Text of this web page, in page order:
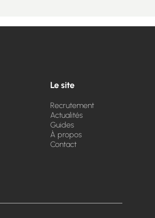
Le site
Recrutement
Actualités
Guides
À propos
Contact